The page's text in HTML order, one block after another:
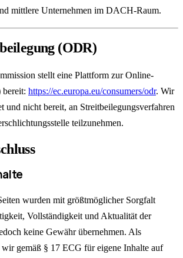
mittlere Unternehmen im DACH-Raum.
(ODR)
stellt eine Plattform zur Online-
bereit: https://ec.europa.eu/consumers/odr. Wir
und nicht bereit, an Streitbeilegungsverfahren
teilzunehmen.
wurden mit größtmöglicher Sorgfalt
Vollständigkeit und Aktualität der
keine Gewähr übernehmen. Als
gemäß § 17 ECG für eigene Inhalte auf